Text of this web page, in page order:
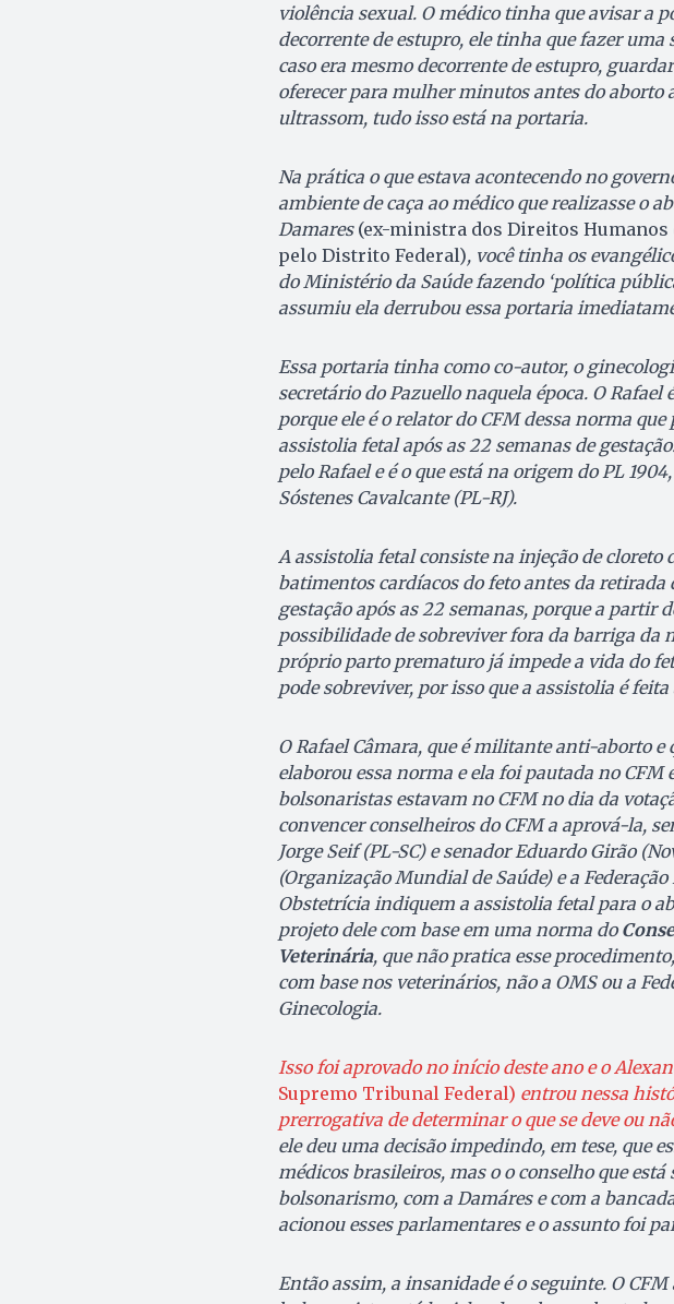
violência sexual. O médico tinha que avisar a
decorrente de estupro, ele tinha que fazer uma
caso era mesmo decorrente de estupro,
oferecer para mulher minutos antes do aborto
ultrassom, tudo isso está na portaria.
Na prática o que estava acontecendo no
ambiente de caça ao médico que realizasse o
Damares (ex-ministra dos Direitos Humanos
pelo Distrito Federal), você tinha os
do Ministério da Saúde fazendo ‘política
assumiu ela derrubou essa portaria
Essa portaria tinha como co-autor, o
secretário do Pazuello naquela época. O
porque ele é o relator do CFM dessa norma
assistolia fetal após as 22 semanas de
pelo Rafael e é o que está na origem do PL
Sóstenes Cavalcante (PL-RJ).
A assistolia fetal consiste na injeção de cloreto
batimentos cardíacos do feto antes da retirada
gestação após as 22 semanas, porque a partir
possibilidade de sobreviver fora da barriga da
próprio parto prematuro já impede a vida do
pode sobreviver, por isso que a assistolia é feita
O Rafael Câmara, que é militante anti-aborto e
elaborou essa norma e ela foi pautada no CFM
bolsonaristas estavam no CFM no dia da
convencer conselheiros do CFM a aprová-la,
Jorge Seif (PL-SC) e senador Eduardo Girão
(Organização Mundial de Saúde) e a
Obstetrícia indiquem a assistolia fetal para o
projeto dele com base em uma norma do
Veterinária, que não pratica esse
com base nos veterinários, não a OMS ou a
Ginecologia.
Isso foi aprovado no início deste ano e o
Supremo Tribunal Federal) entrou nessa
prerrogativa de determinar o que se deve ou
ele deu uma decisão impedindo, em tese, que
médicos brasileiros, mas o o conselho que
bolsonarismo, com a Damáres e com a
acionou esses parlamentares e o assunto foi
Então assim, a insanidade é o seguinte. O